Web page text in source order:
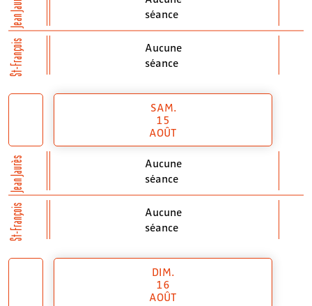
Jean Jaurès
St-François
séance
Aucune
séance
Jean Jaurès
St-François
SAM.
15
AOÛT
Aucune
séance
Aucune
séance
DIM.
16
AOÛT